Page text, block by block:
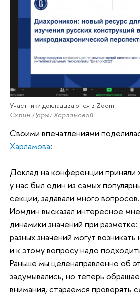
Участники докладываются в Zoom
Скрин Дарьи Харламовой
Своими впечатлениями
Харламова:
Доклад на конференции
у нас был один из самых
секции, задавали много
Иомдин высказал интересное
динамики значений при разметке:
разных значений могут
и к этому вопросу надо
Раньше мы целенаправленно об
задумывались, но теперь
внимания, стараемся проверять